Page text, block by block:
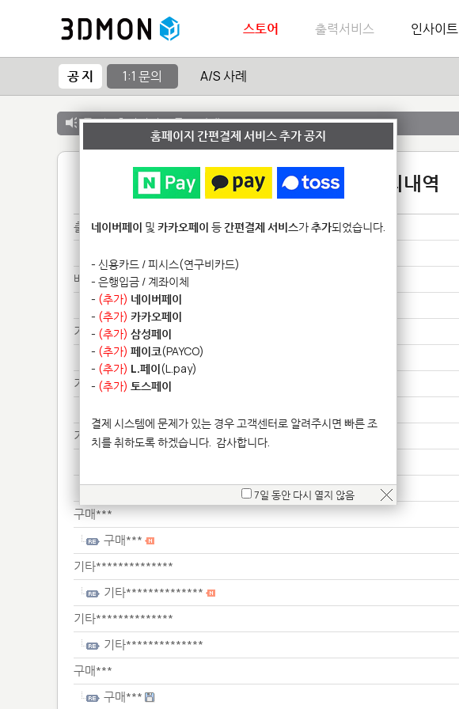
스토어 출력서비스 인사이트
공 지 1:1 문의 A/S 사례
공 지 :출력서비스 종료 안내
1:1 문의내역
출력******
배송***
배송***
기타**************
기타**************
기타**************
기타**************
기타**************
구매***
구매***
기타**************
기타**************
기타**************
기타**************
구매***
구매***
홈페이지 간편결제 서비스 추가 공지
네이버페이 및 카카오페이 등간편결제 서비스가추가되었습니다.
- 신용카드 / 피시스(연구비카드)
- 은행입금 / 계좌이체
- (추가) 네이버페이
- (추가) 카카오페이
- (추가) 삼성페이
- (추가) 페이코(PAYCO)
- (추가) L.페이(L.pay)
- (추가) 토스페이
결제 시스템에 문제가 있는 경우 고객센터로 알려주시면 빠른 조
치를 취하도록 하겠습니다. 감사합니다.
7일 동안 다시 열지 않음